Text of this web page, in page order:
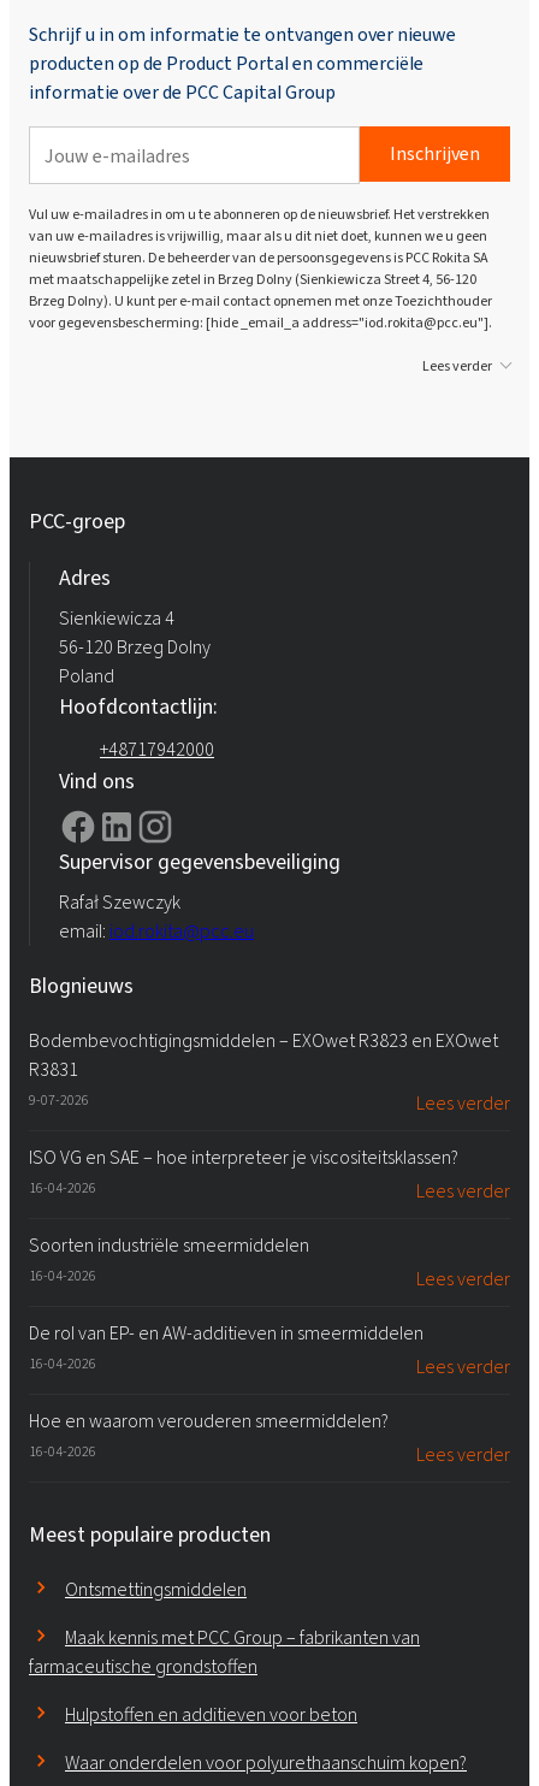
Schrijf u in om informatie te ontvangen over nieuwe
producten op de Product Portal en commerciële
informatie over de PCC Capital Group
Inschrijven
Vul uw e-mailadres in om u te abonneren op de nieuwsbrief. Het verstrekken
van uw e-mailadres is vrijwillig, maar als u dit niet doet, kunnen we u geen
nieuwsbrief sturen. De beheerder van de persoonsgegevens is PCC Rokita SA
met maatschappelijke zetel in Brzeg Dolny (Sienkiewicza Street 4, 56-120
Brzeg Dolny). U kunt per e-mail contact opnemen met onze Toezichthouder
voor gegevensbescherming: [hide _email_a address="iod.rokita@pcc.eu"].
Lees verder
PCC-groep
Adres
Sienkiewicza 4
56-120 Brzeg Dolny
Poland
Hoofdcontactlijn:
+48717942000
Vind ons
Supervisor gegevensbeveiliging
Rafał Szewczyk
email: iod.rokita@pcc.eu
Blognieuws
Bodembevochtigingsmiddelen – EXOwet R3823 en EXOwet
R3831
9-07-2026 Lees verder
ISO VG en SAE – hoe interpreteer je viscositeitsklassen?
16-04-2026 Lees verder
Soorten industriële smeermiddelen
16-04-2026 Lees verder
De rol van EP- en AW-additieven in smeermiddelen
16-04-2026 Lees verder
Hoe en waarom verouderen smeermiddelen?
16-04-2026 Lees verder
Meest populaire producten
Ontsmettingsmiddelen
Maak kennis met PCC Group – fabrikanten van
farmaceutische grondstoffen
Hulpstoffen en additieven voor beton
Waar onderdelen voor polyurethaanschuim kopen?